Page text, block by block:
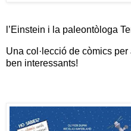
l’Einstein i la paleontòloga
Una col·lecció de còmics
ben interessants!